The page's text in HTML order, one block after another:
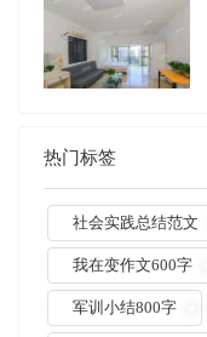
热门标签
社会实践总结范文
我在变作文600字
军训小结800字